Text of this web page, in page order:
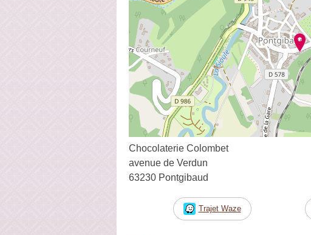
Chocolaterie Colombet
avenue de Verdun
63230 Pontgibaud
Trajet Waze